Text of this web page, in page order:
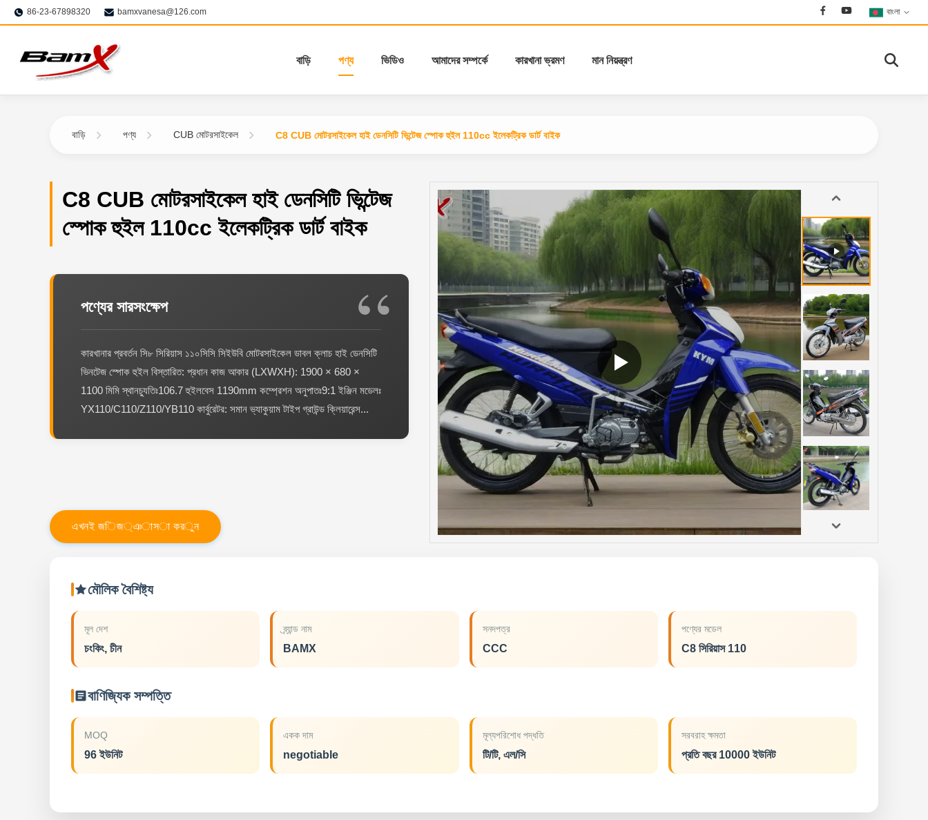
86-23-67898320 bamxvanesa@126.com বাংলা
বাড়ি পণ্য ভিডিও আমাদের সম্পর্কে কারখানা ভ্রমণ মান নিয়ন্ত্রণ
বাড়ি পণ্য CUB মোটরসাইকেল C8 CUB মোটরসাইকেল হাই ডেনসিটি ভিন্টেজ স্পোক হুইল 110cc ইলেকট্রিক ডার্ট বাইক
C8 CUB মোটরসাইকেল হাই ডেনসিটি ভিন্টেজ
স্পোক হুইল 110cc ইলেকট্রিক ডার্ট বাইক
পণ্যের সারসংক্ষেপ
কারখানার প্রবর্তন সি৮ সিরিয়াস ১১০সিসি সিইউবি মোটরসাইকেল ডাবল ক্লাচ হাই ডেনসিটি
ভিনটেজ স্পোক হুইল বিস্তারিত: প্রধান কাজ আকার (LXWXH): 1900 × 680 ×
1100 মিমি স্থানচ্যুতিঃ106.7 হুইলবেস 1190mm কম্প্রেশন অনুপাতঃ9:1 ইঞ্জিন মডেলঃ
YX110/C110/Z110/YB110 কার্বুরেটর: সমান ভ্যাকুয়াম টাইপ গ্রাউন্ড ক্লিয়ারেন্স...
এখনই জিজ্ঞাসা করুন
মৌলিক বৈশিষ্ট্য
মূল দেশ
চংকিং, চীন
ব্র্যান্ড নাম
BAMX
সনদপত্র
CCC
পণ্যের মডেল
C8 সিরিয়াস 110
বাণিজ্যিক সম্পত্তি
MOQ
96 ইউনিট
একক দাম
negotiable
মূল্যপরিশোধ পদ্ধতি
টি/টি, এল/সি
সরবরাহ ক্ষমতা
প্রতি বছর 10000 ইউনিট